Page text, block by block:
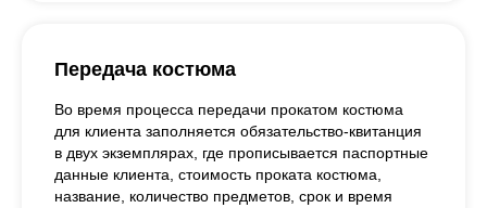
Передача костюма
Во время процесса передачи прокатом костюма
для клиента заполняется обязательство-квитанция
в двух экземплярах, где прописывается паспортные
данные клиента, стоимость проката костюма,
название, количество предметов, срок и время